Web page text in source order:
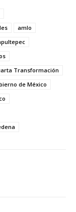
amlo
Transformación
de México